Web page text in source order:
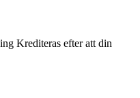
Krediteras efter att din